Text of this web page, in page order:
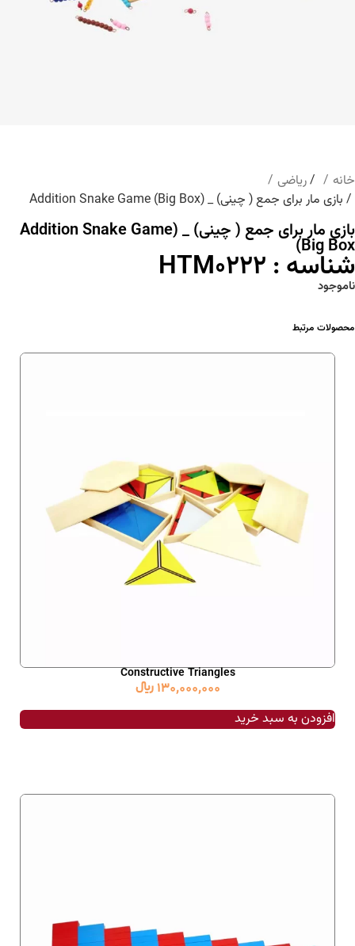
خانه /ریاضی
/ بازی مار برای جمع ( چینی) _ (Addition Snake Game (Big Box
بازی مار برای جمع ( چینی) _ (Addition Snake Game
(Big Box
شناسه : HTM0222
ناموجود
محصولات مرتبط
Constructive Triangles
130,000,000 ﷼
افزودن به سبد خرید